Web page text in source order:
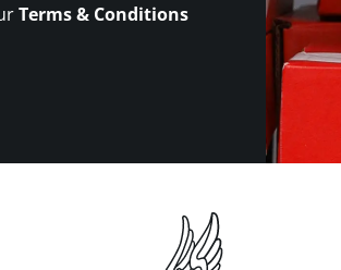
Terms & Conditions